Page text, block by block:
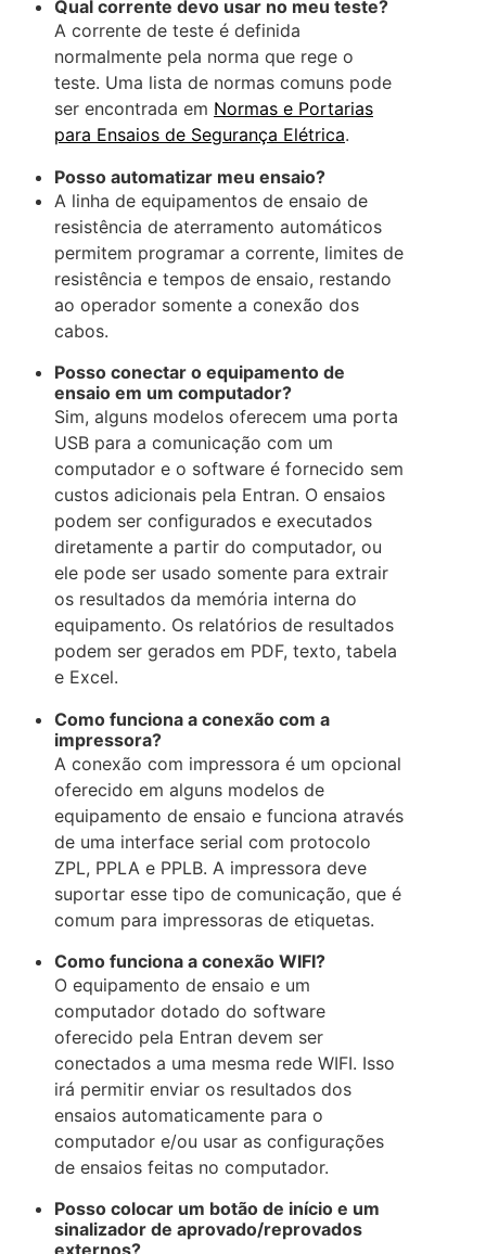
Qual corrente devo usar no meu teste?
A corrente de teste é definida
normalmente pela norma que rege o
teste. Uma lista de normas comuns pode
ser encontrada em Normas e Portarias
para Ensaios de Segurança Elétrica.
Posso automatizar meu ensaio?
A linha de equipamentos de ensaio de
resistência de aterramento automáticos
permitem programar a corrente, limites de
resistência e tempos de ensaio, restando
ao operador somente a conexão dos
cabos.
Posso conectar o equipamento de
ensaio em um computador?
Sim, alguns modelos oferecem uma porta
USB para a comunicação com um
computador e o software é fornecido sem
custos adicionais pela Entran. O ensaios
podem ser configurados e executados
diretamente a partir do computador, ou
ele pode ser usado somente para extrair
os resultados da memória interna do
equipamento. Os relatórios de resultados
podem ser gerados em PDF, texto, tabela
e Excel.
Como funciona a conexão com a
impressora?
A conexão com impressora é um opcional
oferecido em alguns modelos de
equipamento de ensaio e funciona através
de uma interface serial com protocolo
ZPL, PPLA e PPLB. A impressora deve
suportar esse tipo de comunicação, que é
comum para impressoras de etiquetas.
Como funciona a conexão WIFI?
O equipamento de ensaio e um
computador dotado do software
oferecido pela Entran devem ser
conectados a uma mesma rede WIFI. Isso
irá permitir enviar os resultados dos
ensaios automaticamente para o
computador e/ou usar as configurações
de ensaios feitas no computador.
Posso colocar um botão de início e um
sinalizador de aprovado/reprovados